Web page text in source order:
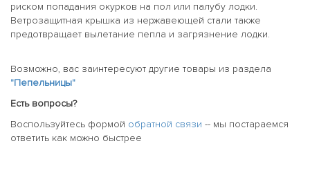
риском попадания окурков на пол или палубу лодки.
Ветрозащитная крышка из нержавеющей стали также
предотвращает вылетание пепла и загрязнение лодки.
Возможно, вас заинтересуют другие товары из раздела
"Пепельницы"
Есть вопросы?
Воспользуйтесь формой обратной связи -- мы постараемся
ответить как можно быстрее